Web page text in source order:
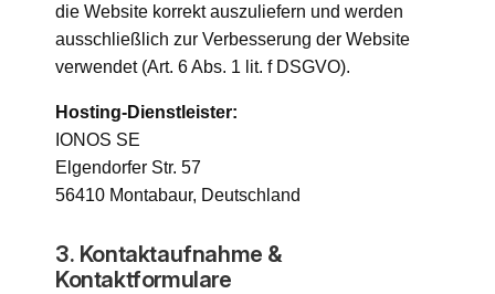
die Website korrekt auszuliefern und werden
ausschließlich zur Verbesserung der Website
verwendet (Art. 6 Abs. 1 lit. f DSGVO).
Hosting-Dienstleister:
IONOS SE
Elgendorfer Str. 57
56410 Montabaur, Deutschland
3. Kontaktaufnahme &
Kontaktformulare